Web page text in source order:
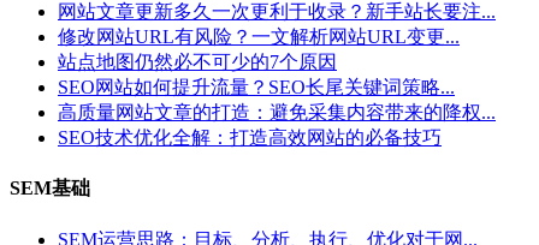
网站文章更新多久一次更利于收录？新手站长要注...
修改网站URL有风险？一文解析网站URL变更...
站点地图仍然必不可少的7个原因
SEO网站如何提升流量？SEO长尾关键词策略...
高质量网站文章的打造：避免采集内容带来的降权...
SEO技术优化全解：打造高效网站的必备技巧
SEM基础
SEM运营思路：目标、分析、执行、优化对于网...